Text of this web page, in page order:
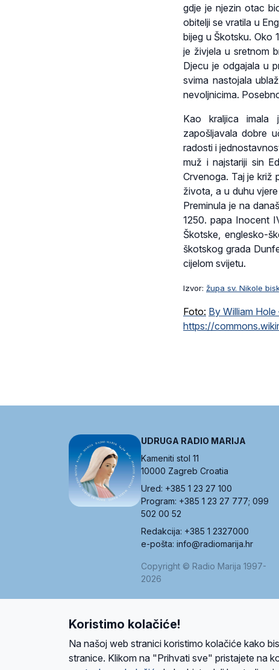
gdje je njezin otac
obitelji se vratila u
bijeg u Škotsku. Oko
je živjela u sretnom
Djecu je odgajala u
svima nastojala
nevoljnicima.
Kao kraljica imala
zapošljavala dobre
radosti i
muž i najstariji sin
Crvenoga. Taj je križ
života, a u duhu
Preminula je na
1250. papa Inocent
Škotske, englesko-
škotskog grada
cijelom svijetu.
Izvor: župa sv. Nikole
Foto: By William
https://
UDRUGA RADIO MARIJA
Kameniti stol 11
10000 Zagreb Croatia
Ured: +385 1 23 27 100
Program: +385 1 23 27 777; 099
502 00 52
Redakcija: +385 1 2327000
e-pošta: info@radiomarija.hr
Copyright © Radio Marija 1997-
2026
Ova stranica je zaštićena Google reCAPTCHA
Koristimo kolačiće!
Na našoj web stranici koristimo kolačiće kako
stranice. Klikom na "Prihvati sve" pristajete na